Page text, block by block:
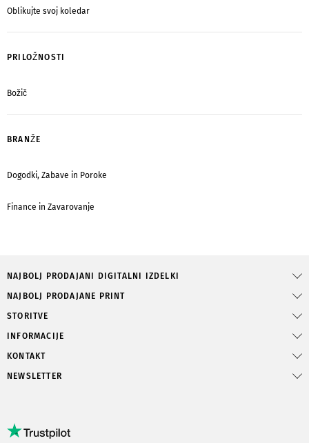
Oblikujte svoj koledar
PRILOŽNOSTI
Božič
BRANŽE
Dogodki, Zabave in Poroke
Finance in Zavarovanje
NAJBOLJ PRODAJANI DIGITALNI IZDELKI
NAJBOLJ PRODAJANE PRINT
STORITVE
INFORMACIJE
KONTAKT
NEWSLETTER